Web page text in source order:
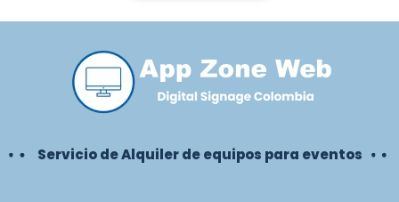
Servicio de Alquiler de equipos para eventos